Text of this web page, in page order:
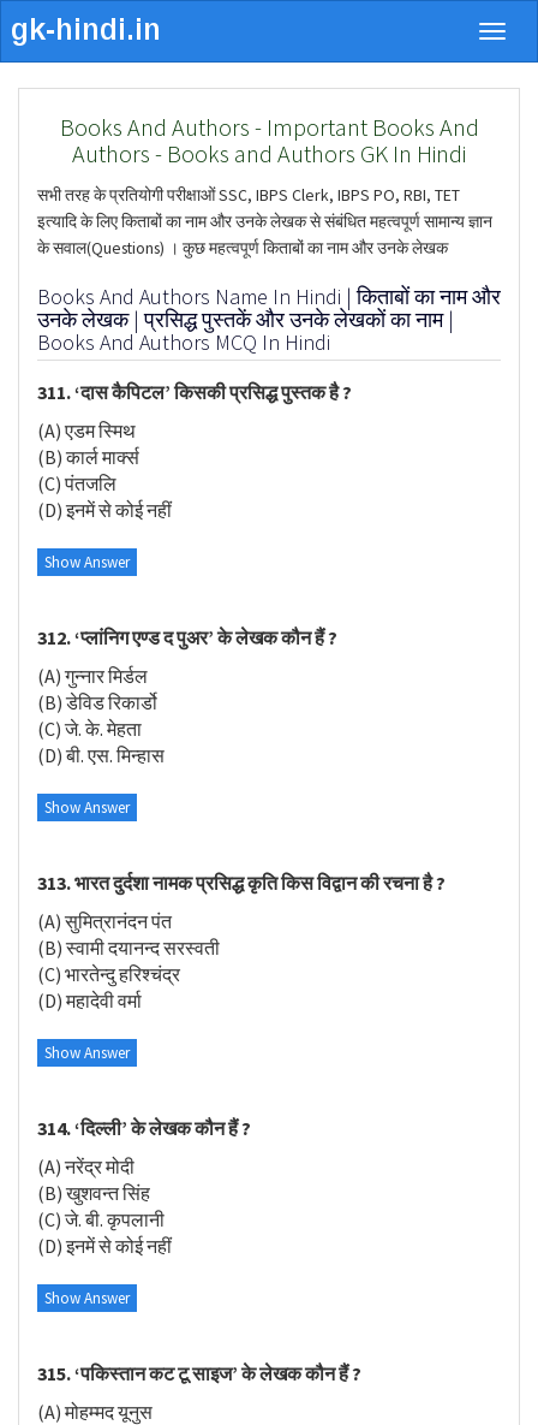
Books And Authors - Important Books And
Authors - Books and Authors GK In Hindi
सभी तरह के प्रतियोगी परीक्षाओं SSC, IBPS Clerk, IBPS PO, RBI, TET
इत्यादि के लिए किताबों का नाम और उनके लेखक से संबंधित महत्वपूर्ण सामान्य ज्ञान
के सवाल(Questions) । कुछ महत्वपूर्ण किताबों का नाम और उनके लेखक
Books And Authors Name In Hindi | किताबों का नाम और
उनके लेखक | प्रसिद्ध पुस्तकें और उनके लेखकों का नाम |
Books And Authors MCQ In Hindi
311. ‘दास कैपिटल’ किसकी प्रसिद्ध पुस्तक है ?
(A) एडम स्मिथ
(B) कार्ल मार्क्स
(C) पंतजलि
(D) इनमें से कोई नहीं
Show Answer
312. ‘प्लांनिग एण्ड द पुअर’ के लेखक कौन हैं ?
(A) गुन्नार मिर्डल
(B) डेविड रिकार्डो
(C) जे. के. मेहता
(D) बी. एस. मिन्हास
Show Answer
313. भारत दुर्दशा नामक प्रसिद्ध कृति किस विद्वान की रचना है ?
(A) सुमित्रानंदन पंत
(B) स्वामी दयानन्द सरस्वती
(C) भारतेन्दु हरिश्चंद्र
(D) महादेवी वर्मा
Show Answer
314. ‘दिल्ली’ के लेखक कौन हैं ?
(A) नरेंद्र मोदी
(B) खुशवन्त सिंह
(C) जे. बी. कृपलानी
(D) इनमें से कोई नहीं
Show Answer
315. ‘पकिस्तान कट टू साइज’ के लेखक कौन हैं ?
(A) मोहम्मद यूनुस